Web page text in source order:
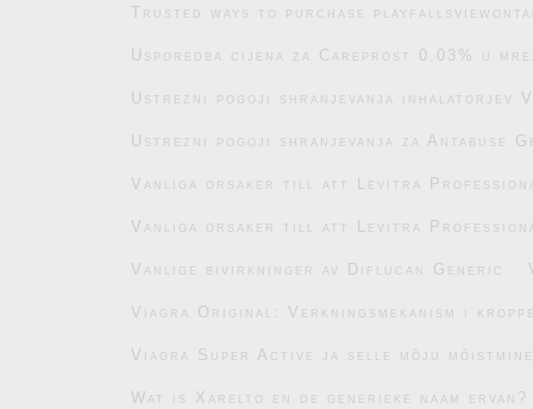
Trusted ways to purchase
Usporedba cijena za Careprost 0.03% u
Ustrezni pogoji shranjevanja inhalatorjev
Ustrezni pogoji shranjevanja za Antabuse
Vanliga orsaker till att Levitra
Vanliga orsaker till att Levitra
Vanlige bivirkninger av Diflucan Generic
Viagra Original: Verkningsmekanism i
Viagra Super Active ja selle mõju mõistmine
Wat is Xarelto en de generieke naam ervan?